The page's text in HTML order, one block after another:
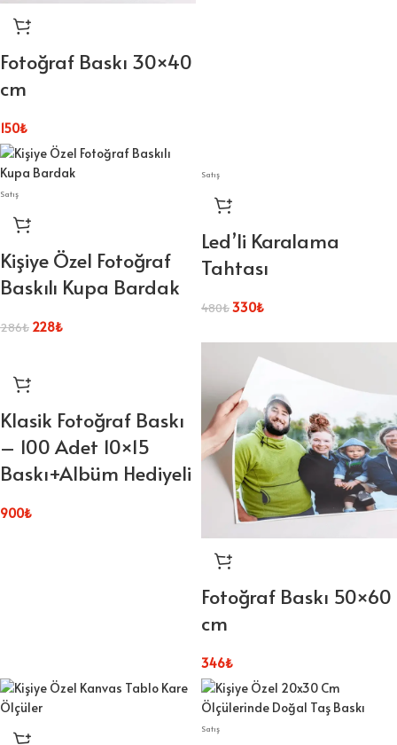
Fotoğraf Baskı 30×40
cm
150₺
Satış
Kişiye Özel Fotoğraf
Baskılı Kupa Bardak
286₺ 228₺
Satış
Led’li Karalama
Tahtası
480₺330₺
Klasik Fotoğraf Baskı
– 100 Adet 10×15
Baskı+Albüm Hediyeli
900₺
Fotoğraf Baskı 50×60
cm
346₺
Satış